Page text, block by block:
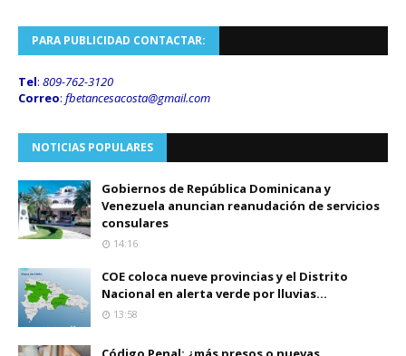
PARA PUBLICIDAD CONTACTAR:
Tel: 809-762-3120
Correo: fbetancesacosta@gmail.com
NOTICIAS POPULARES
Gobiernos de República Dominicana y
Venezuela anuncian reanudación de servicios
consulares
14:16
COE coloca nueve provincias y el Distrito
Nacional en alerta verde por lluvias...
13:58